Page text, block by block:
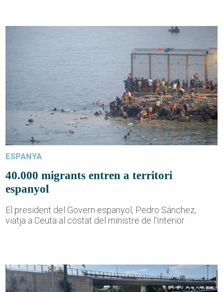
ESPANYA
40.000 migrants entren a territori
espanyol
El president del Govern espanyol, Pedro Sánchez,
viatja a Ceuta al costat del ministre de l'Interior